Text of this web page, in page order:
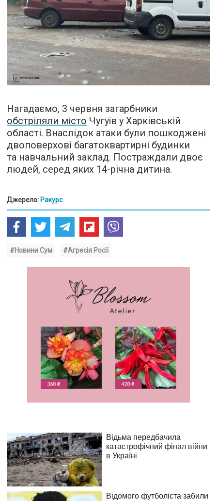
Нагадаємо, 3 червня загарбники
обстріляли місто Чугуїв у Харківській
області. Внаслідок атаки були пошкоджені
двоповерхові багатоквартирні будинки
та навчальний заклад. Постраждали двоє
людей, серед яких 14-річна дитина.
Джерело: Ракурс
#Новини Сум #Агресія Росії